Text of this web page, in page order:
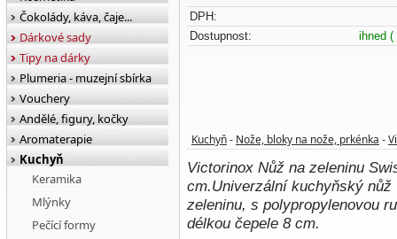
DPH:
Dostupnost:
ihned (
Kuchyň - Nože, bloky na nože, prkénka -
Victorinox Nůž na zeleninu
cm.Univerzální kuchyňský nůž
zeleninu, s polypropylenovou
délkou čepele 8 cm.
Čokolády, káva, čaje...
Dárkové sady
Tipy na dárky
Plumeria - muzejní sbírka
Vouchery
Andělé, figury, kočky
Aromaterapie
Kuchyň
Keramika
Mlýnky
Pečící formy